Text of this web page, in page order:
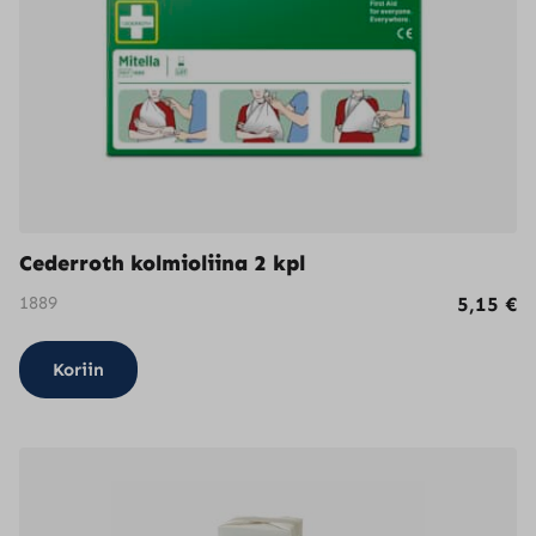
Cederroth kolmioliina 2 kpl
1889 5,15 €
Koriin